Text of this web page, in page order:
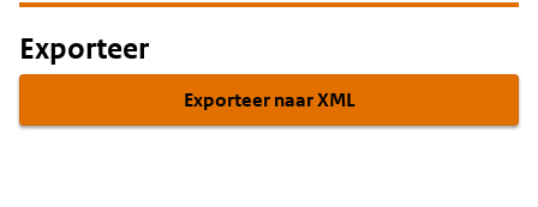
Exporteer
Exporteer naar XML